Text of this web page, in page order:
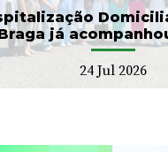
já
24 Jul 2026
22 Jul